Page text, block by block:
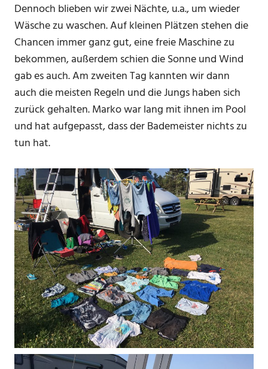
Dennoch blieben wir zwei Nächte, u.a., um wieder
Wäsche zu waschen. Auf kleinen Plätzen stehen die
Chancen immer ganz gut, eine freie Maschine zu
bekommen, außerdem schien die Sonne und Wind
gab es auch. Am zweiten Tag kannten wir dann
auch die meisten Regeln und die Jungs haben sich
zurück gehalten. Marko war lang mit ihnen im Pool
und hat aufgepasst, dass der Bademeister nichts zu
tun hat.